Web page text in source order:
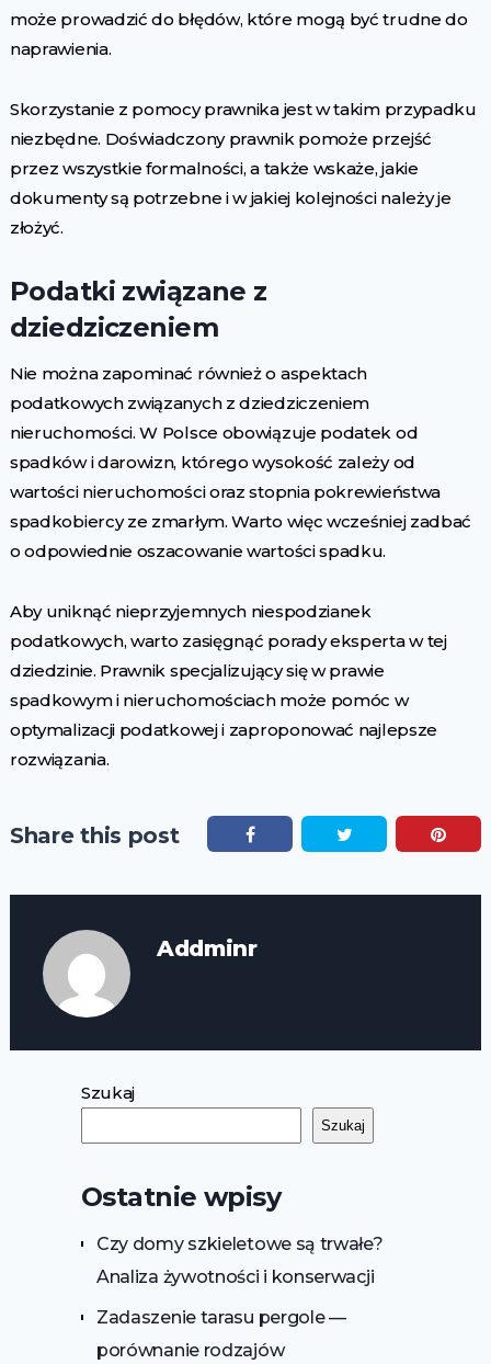
może prowadzić do błędów, które mogą być trudne do
naprawienia.
Skorzystanie z pomocy prawnika jest w takim przypadku
niezbędne. Doświadczony prawnik pomoże przejść
przez wszystkie formalności, a także wskaże, jakie
dokumenty są potrzebne i w jakiej kolejności należy je
złożyć.
Podatki związane z
dziedziczeniem
Nie można zapominać również o aspektach
podatkowych związanych z dziedziczeniem
nieruchomości. W Polsce obowiązuje podatek od
spadków i darowizn, którego wysokość zależy od
wartości nieruchomości oraz stopnia pokrewieństwa
spadkobiercy ze zmarłym. Warto więc wcześniej zadbać
o odpowiednie oszacowanie wartości spadku.
Aby uniknąć nieprzyjemnych niespodzianek
podatkowych, warto zasięgnąć porady eksperta w tej
dziedzinie. Prawnik specjalizujący się w prawie
spadkowym i nieruchomościach może pomóc w
optymalizacji podatkowej i zaproponować najlepsze
rozwiązania.
Share this post
Addminr
Szukaj
Szukaj
Ostatnie wpisy
Czy domy szkieletowe są trwałe?
Analiza żywotności i konserwacji
Zadaszenie tarasu pergole —
porównanie rodzajów